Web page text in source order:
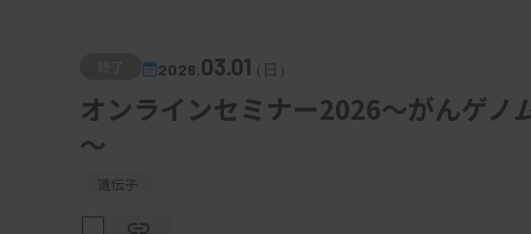
2026. 03.01 （日）
オンラインセミナー2026～がんゲノ
～
遺伝子